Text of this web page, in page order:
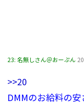
23: 名無しさん＠おーぷん
>>20
DMMのお給料の